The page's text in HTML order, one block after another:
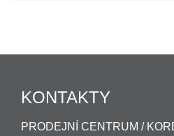
KONTAKTY
PRODEJNÍ CENTRUM /